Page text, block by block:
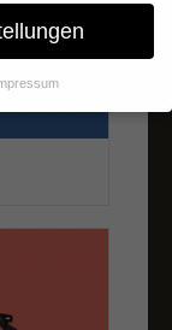
Ihre
Inhalte oder